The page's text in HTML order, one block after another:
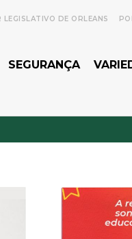
LEGISLATIVO DE ORLEANS
SEGURANÇA